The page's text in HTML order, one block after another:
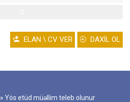
ELAN \ CV VER DAXİL OL
» Yös etüd müəllim teleb olunur